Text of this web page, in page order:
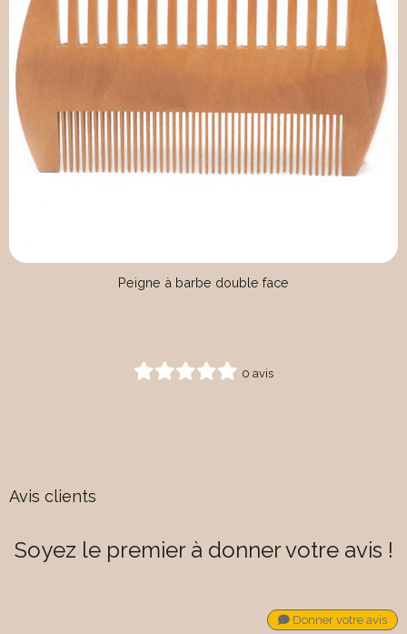
Peigne à barbe double face
0 avis
Avis clients
Soyez le premier à donner votre avis !
Donner votre avis